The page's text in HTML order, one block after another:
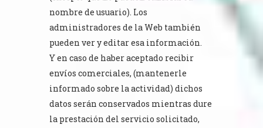
nombre de usuario). Los
administradores de la Web también
pueden ver y editar esa información.
Y en caso de haber aceptado recibir
envíos comerciales, (mantenerle
informado sobre la actividad) dichos
datos serán conservados mientras dure
la prestación del servicio solicitado,